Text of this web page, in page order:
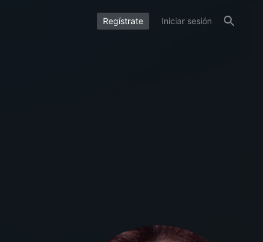
Regístrate Iniciar sesión